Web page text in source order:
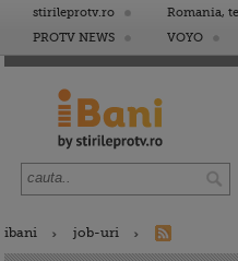
stirileprotv.ro Romania,
PROTV NEWS
VOYO
ibani job-uri